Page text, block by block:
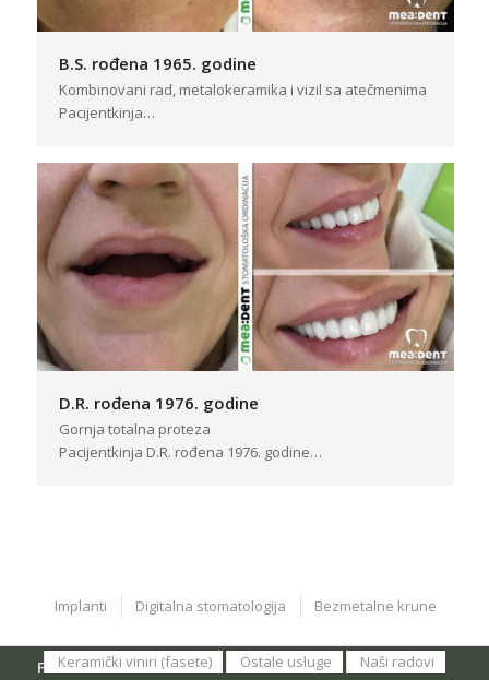
B.S. rođena 1965. godine
Kombinovani rad, metalokeramika i vizil sa atečmenima
Pacijentkinja…
D.R. rođena 1976. godine
Gornja totalna proteza
Pacijentkinja D.R. rođena 1976. godine…
Implanti Digitalna stomatologija Bezmetalne krune
Keramički viniri (fasete) Ostale usluge Naši radovi
FACEBOOK